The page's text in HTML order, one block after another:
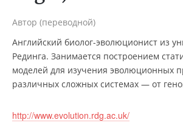
Автор (переводной)
Английский биолог-эволюционист из
Рединга. Занимается построением
моделей для изучения эволюционных
различных сложных системах — от
http://www.evolution.rdg.ac.uk/